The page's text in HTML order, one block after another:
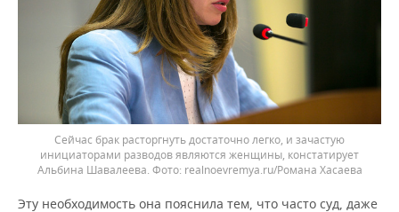
Сейчас брак расторгнуть достаточно легко, и зачастую
инициаторами разводов являются женщины, констатирует
Альбина Шавалеева.
realnoevremya.ru/Романа Хасаева
Эту необходимость она пояснила тем, что часто суд, даже